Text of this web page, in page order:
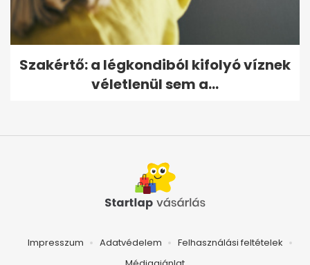
Szakértő: a légkondiból kifolyó víznek
véletlenül sem a...
Impresszum Adatvédelem
Felhasználási feltételek